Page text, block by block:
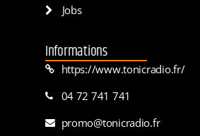
Jobs
Informations
https://www.tonicradio.fr/
04 72 741 741
promo@tonicradio.fr